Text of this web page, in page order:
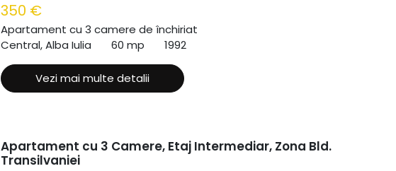
350 €
Apartament cu 3 camere de închiriat
Central, Alba Iulia
60 mp 1992
Vezi mai multe detalii
Apartament cu 3 Camere, Etaj Intermediar, Zona Bld.
Transilvaniei